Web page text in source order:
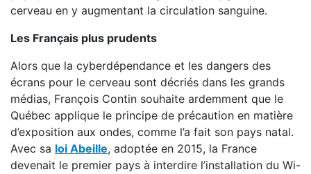
cerveau en y augmentant la circulation sanguine.
Les Français plus prudents
Alors que la cyberdépendance et les dangers des
écrans pour le cerveau sont décriés dans les grands
médias, François Contin souhaite ardemment que le
Québec applique le principe de précaution en matière
d’exposition aux ondes, comme l’a fait son pays natal.
Avec sa loi Abeille, adoptée en 2015, la France
devenait le premier pays à interdire l’installation du Wi-